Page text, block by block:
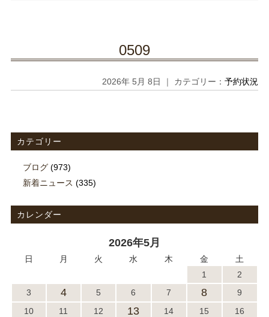
0509
2026年 5月 8日 ｜ カテゴリー：予約状況
カテゴリー
ブログ(973)
新着ニュース (335)
カレンダー
2026年5月
日 月 火 水 木 金
土
1
2
3
4 5 6 7 8
9
10
11 12 13 14 15 16